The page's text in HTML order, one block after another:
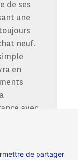
de ses
une
neuf.
en
avec
de partager